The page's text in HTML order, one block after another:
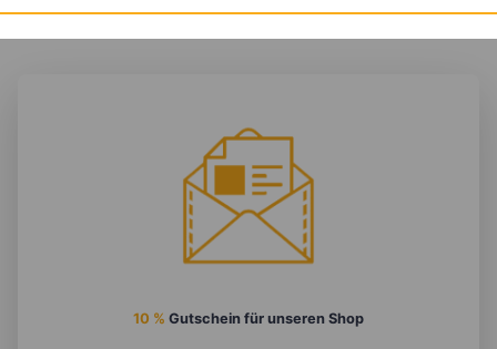
10 % Gutschein für unseren Shop